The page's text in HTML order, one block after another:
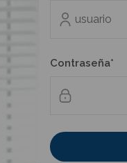
Contraseña*